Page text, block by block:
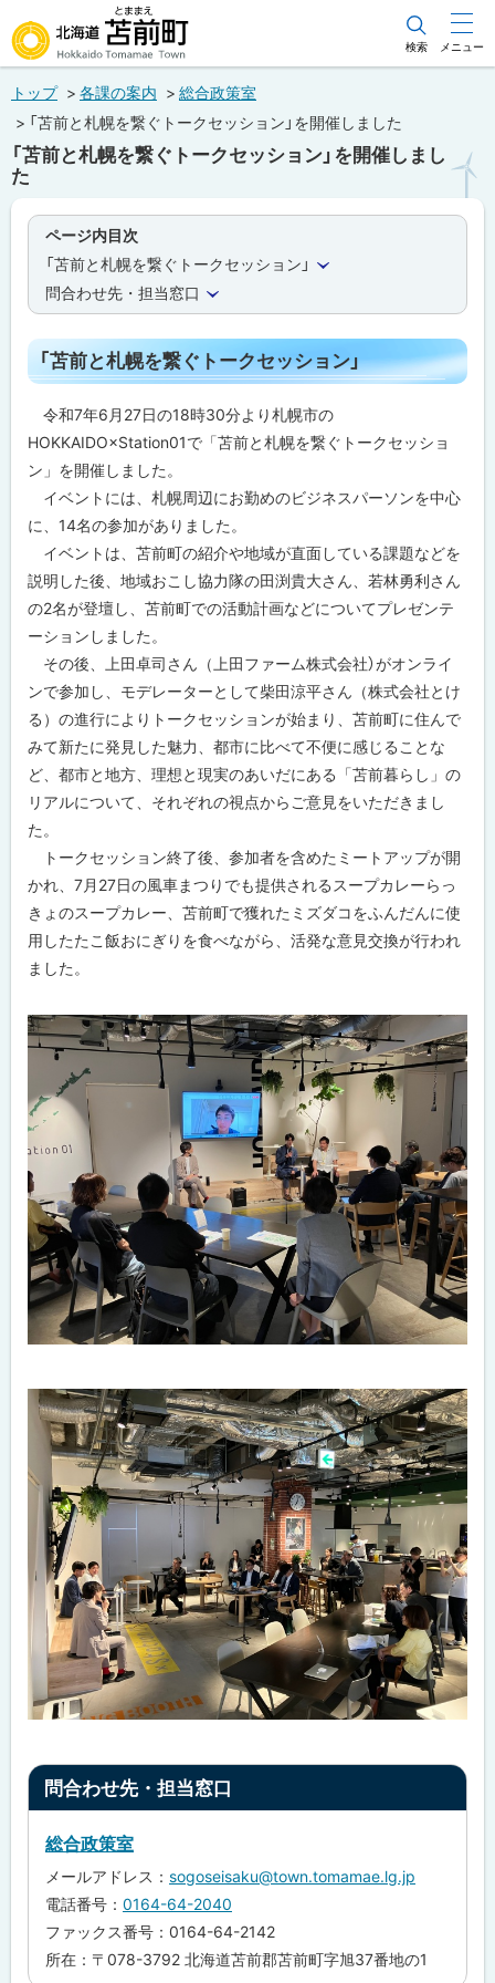
文
メ
ュ
ー
北海道苫前町
Hokkaido Tomamae Town
検索 メニュー
トップ 各課の案内
総合政策室
「苫前と札幌を繋ぐトークセッション」を開催しました
「苫前と札幌を繋ぐトークセッション」を開催しまし
た
ページ内目次
「苫前と札幌を繋ぐトークセッション」
問合わせ先・担当窓口
「苫前と札幌を繋ぐトークセッション」
令和7年6月27日の18時30分より札幌市の
HOKKAIDO×Station01で「苫前と札幌を繋ぐトークセッショ
ン」を開催しました。
イベントには、札幌周辺にお勤めのビジネスパーソンを中心
に、14名の参加がありました。
イベントは、苫前町の紹介や地域が直面している課題などを
説明した後、地域おこし協力隊の田渕貴大さん、若林勇利さん
の2名が登壇し、苫前町での活動計画などについてプレゼンテ
ーションしました。
その後、上田卓司さん（上田ファーム株式会社）がオンライ
ンで参加し、モデレーターとして柴田涼平さん（株式会社とけ
る）の進行によりトークセッションが始まり、苫前町に住んで
みて新たに発見した魅力、都市に比べて不便に感じることな
ど、都市と地方、理想と現実のあいだにある「苫前暮らし」の
リアルについて、それぞれの視点からご意見をいただきまし
た。
トークセッション終了後、参加者を含めたミートアップが開
かれ、7月27日の風車まつりでも提供されるスープカレーらっ
きょのスープカレー、苫前町で獲れたミズダコをふんだんに使
用したたこ飯おにぎりを食べながら、活発な意見交換が行われ
ました。
ト
問合わせ先・担当窓口
総合政策室
メールアドレス： sogoseisaku@town.tomamae.lg.jp
電話番号： 0164-64-2040
ファックス番号：0164-64-2142
所在：〒078-3792 北海道苫前郡苫前町字旭37番地の1